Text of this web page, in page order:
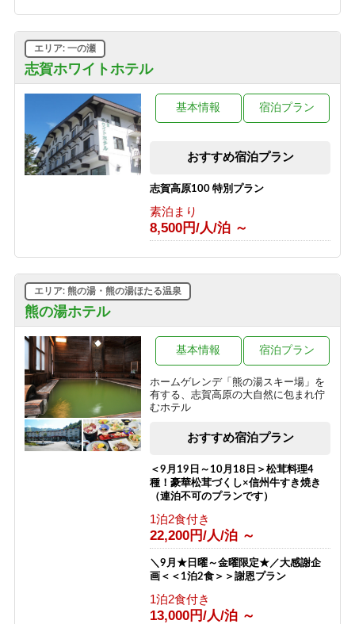
グラスワインorグラスジュース付き、
1泊2食付き
9,500円/人/泊 ～
グラスワインorグラスジュース付き、
1泊2食付き
9,600円/人/泊 ～
源泉かけ流しのにごり湯温泉と夕食時
1泊2食付き
9,600円/人/泊 ～
プラン（お1人様歓迎）
1泊2食付き
12,500円/人/泊 ～
【夏得】源泉かけ流しのにごり湯温泉
10,200円/人/泊 ～
志賀ホワイトホテル
エリア: 一の瀬
基本情報 宿泊プラン
おすすめ宿泊プラン
志賀高原100 特別プラン
素泊まり
8,500円/人/泊 ～
熊の湯ホテル
エリア: 熊の湯・熊の湯ほたる温泉
ホームゲレンデ「熊の湯スキー場」を
有する、志賀高原の大自然に包まれ佇
むホテル
基本情報 宿泊プラン
おすすめ宿泊プラン
＜9月19日～10月18日＞松茸料理4
種！豪華松茸づくし×信州牛すき焼き
（連泊不可のプランです）
1泊2食付き
22,200円/人/泊 ～
＼9月★日曜～金曜限定★／大感謝企
画＜＜1泊2食＞＞謝恩プラン
1泊2食付き
13,000円/人/泊 ～